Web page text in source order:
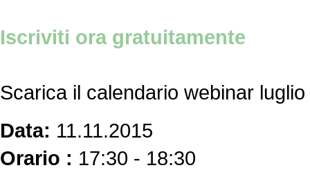
Iscriviti ora gratuitamente
Scarica il calendario webinar
Data: 11.11.2015
Orario : 17:30 - 18:30